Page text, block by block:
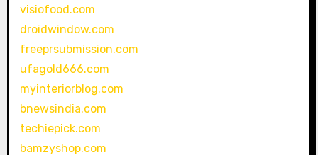
visiofood.com
droidwindow.com
freeprsubmission.com
ufagold666.com
myinteriorblog.com
bnewsindia.com
techiepick.com
bamzyshop.com